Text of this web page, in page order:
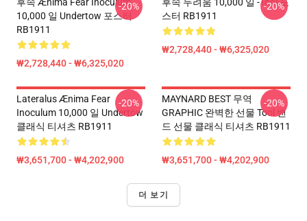
10,000 일 Undertow 포스터
RB1911
₩2,728,440 - ₩6,325,020
-20%
스터 RB1911
₩2,728,440 - ₩6,325,020
-20%
Lateralus Ænima Fear
Inoculum 10,000 일 Undertow
클래식 티셔츠 RB1911
₩3,651,700 - ₩4,202,900
-20%
MAYNARD BEST 무역
GRAPHIC 완벽한 선물 Tool 밴
드 선물 클래식 티셔츠 RB1911
₩3,651,700 - ₩4,202,900
-20%
더 보기